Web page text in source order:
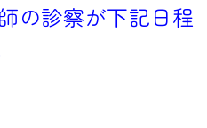
クリニック
の診察が下記日程